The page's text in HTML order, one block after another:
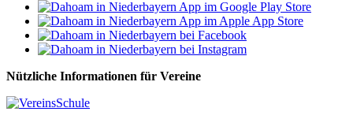
Nützliche Informationen für Vereine